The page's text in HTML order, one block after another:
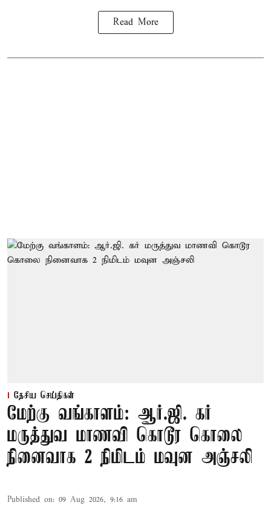
Read More
தேசிய செய்திகள்
மேற்கு வங்காளம்: ஆர்.ஜி. கர்
மருத்துவ மாணவி கொடூர கொலை
நினைவாக 2 நிமிடம் மவுன அஞ்சலி
Published on: 09 Aug 2026, 9:16 am